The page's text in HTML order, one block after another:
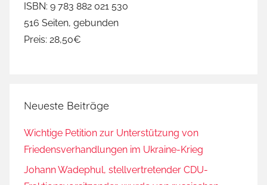
ISBN: 9 783 882 021 530
516 Seiten, gebunden
Preis: 28,50€
Neueste Beiträge
Wichtige Petition zur Unterstützung von
Friedensverhandlungen im Ukraine-Krieg
Johann Wadephul, stellvertretender CDU-